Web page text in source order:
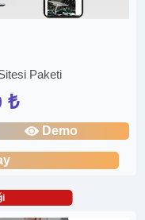
Paketi
₺
Demo